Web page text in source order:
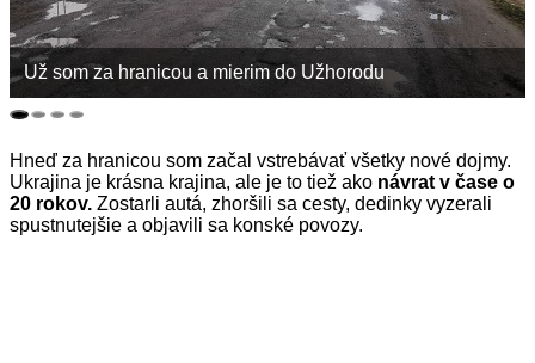
Už som za hranicou a mierim do Užhorodu
Hneď za hranicou som začal vstrebávať všetky nové dojmy.
Ukrajina je krásna krajina, ale je to tiež ako návrat v čase o
20 rokov. Zostarli autá, zhoršili sa cesty, dedinky vyzerali
spustnutejšie a objavili sa konské povozy.